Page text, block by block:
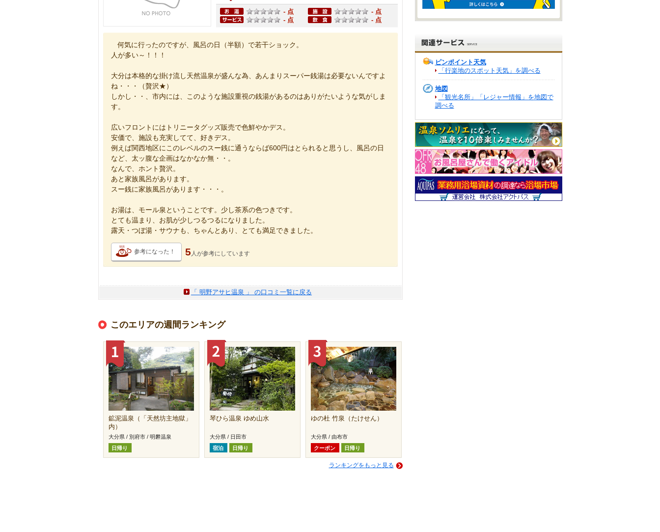
- 点
- 点
- 点
- 点
何気に行ったのですが、風呂の日（半額）で若干ショック。
人が多い～！！！
大分は本格的な掛け流し天然温泉が盛んな為、あんまりスーパー銭湯は必要ないんですよ
ね・・・（贅沢★）
しかし・・、市内には、このような施設重視の銭湯があるのはありがたいような気がしま
す。
広いフロントにはトリニータグッズ販売で色鮮やかデス。
安価で、施設も充実してて、好きデス。
例えば関西地区にこのレベルのスー銭に通うならば600円はとられると思うし、風呂の日
など、太ッ腹な企画はなかなか無・・。
なんで、ホント贅沢。
あと家族風呂があります。
スー銭に家族風呂があります・・・。
お湯は、モール泉ということです。少し茶系の色つきです。
とても温まり、お肌が少しつるつるになりました。
露天・つぼ湯・サウナも、ちゃんとあり、とても満足できました。
参考になった！ 5 人が参考にしています
「 明野アサヒ温泉 」 の口コミ一覧に戻る
このエリアの週間ランキング
鉱泥温泉（「天然坊主地獄」
内）
大分県 / 別府市 / 明礬温泉
日帰り
琴ひら温泉 ゆめ山水
大分県 / 日田市
宿泊
日帰り
ゆの杜 竹泉（たけせん）
大分県 / 由布市
クーポン
日帰り
ランキングをもっと見る
ピンポイント天気
「行楽地のスポット天気」を調べる
地図
「観光名所」「レジャー情報」を地図で
調べる